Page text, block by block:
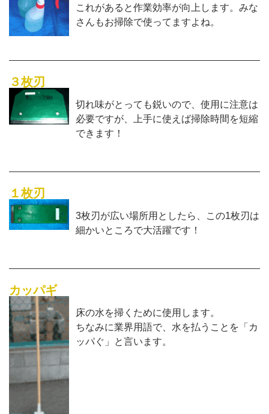
これがあると作業効率が向上します。みな
さんもお掃除で使ってますよね。
３枚刃
切れ味がとっても鋭いので、使用に注意は
必要ですが、上手に使えば掃除時間を短縮
できます！
１枚刃
3枚刃が広い場所用としたら、この1枚刃は
細かいところで大活躍です！
カッパギ
床の水を掃くために使用します。
ちなみに業界用語で、水を払うことを「カ
ッパぐ」と言います。